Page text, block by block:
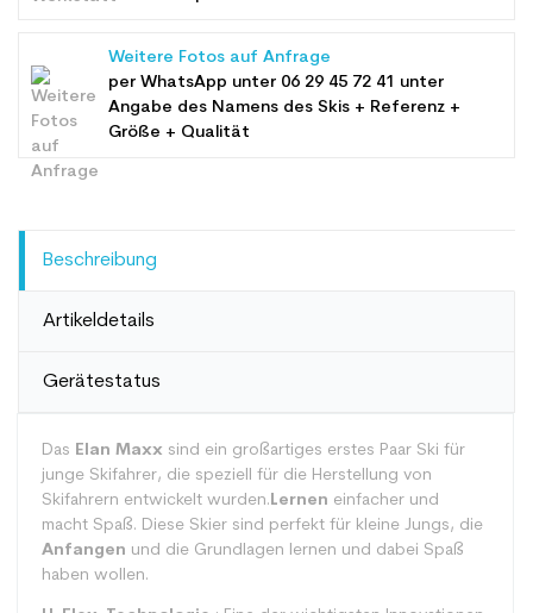
Weitere Fotos auf Anfrage
per WhatsApp unter 06 29 45 72 41 unter
Angabe des Namens des Skis + Referenz +
Größe + Qualität
Beschreibung
Artikeldetails
Gerätestatus
Das Elan Maxx sind ein großartiges erstes Paar Ski für
junge Skifahrer, die speziell für die Herstellung von
Skifahrern entwickelt wurden.Lernen einfacher und
macht Spaß. Diese Skier sind perfekt für kleine Jungs, die
Anfangen und die Grundlagen lernen und dabei Spaß
haben wollen.